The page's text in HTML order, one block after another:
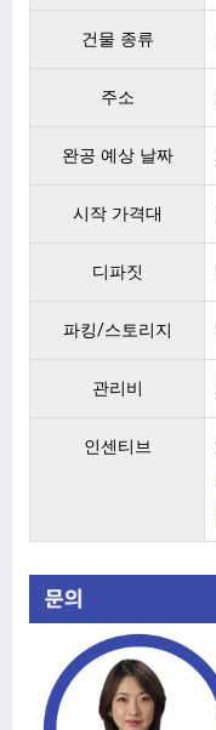
건물 종류
주소
완공 예상 날짜
시작 가격대
디파짓
파킹/스토리지
관리비
인센티브